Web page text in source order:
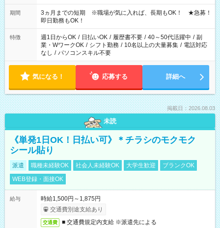
働く時間は調整できます！ お気軽に担当へ相談ください！
期間
3ヵ月までの短期 ※職場が気に入れば、長期もOK！ ★急募！
即日勤務もOK！
特徴 週1日からOK / 日払いOK / 履歴書不要 / 40～50代活躍中 / 副
業・WワークOK / シフト勤務 / 10名以上の大量募集 / 電話対応
なし / パソコンスキル不要
気になる！ 応募する 詳細へ
掲載日：2026.08.03
未読
《単発1日OK！日払い可》＊チラシのモクモク
シール貼り
派遣 職種未経験OK 社会人未経験OK 大学生歓迎
ブランクOK
WEB登録・面接OK
給与
時給1,500円～1,875円
交通費別途支給あり
交通費 ■ 交通費規定内支給 ※派遣先による